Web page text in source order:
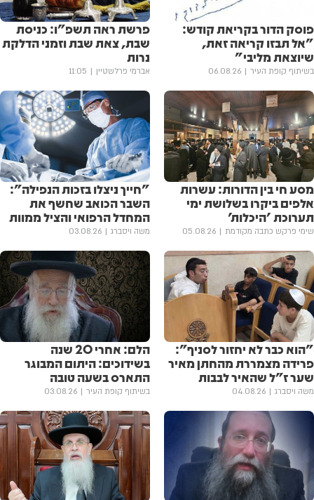
פוסק הדור בקריאת קודש:
"אל תבזו קריאה זאת,
שיוצאת מליבי"
בשיתוף קופת העיר 06.08.26
פרשת ראה תשפ"ו: כניסת
שבת, צאת שבת וזמני הדלקת
נרות
אברמי פרלשטיין 11:05
מסע חי בין הדורות: עשרות
אלפים ביקרו בשלושת ימי
תערוכת 'היכלות'
שימי פרקש כתבה מקודמת 05.08.26
"חייך ניצלו בזכות הנפילה":
השבר הכואב שחשף את
המחדל הרפואי והציל ממוות
משה ויסברג 03.08.26
"הוא כבר לא יחזור לסניף":
פרידה מצמררת מהחתן מאיר
שער ז"ל שהאיר לבבות
משה ויסברג 04.08.26
הלם: אחרי 20 שנה
בשידוכים: היתום המבוגר
התארס בשעה טובה
בשיתוף קופת העיר 03.08.26